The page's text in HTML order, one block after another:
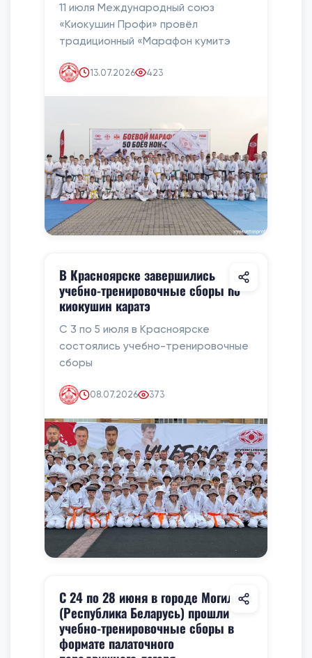
11 июля Международный союз
«Киокушин Профи» провёл
традиционный «Марафон кумитэ
13.07.2026 423
В Красноярске завершились
учебно-тренировочные сборы по
киокушин каратэ
С 3 по 5 июля в Красноярске
состоялись учебно-тренировочные
сборы
08.07.2026 373
С 24 по 28 июня в городе Могилёве
(Республика Беларусь) прошли
учебно-тренировочные сборы в
формате палаточного